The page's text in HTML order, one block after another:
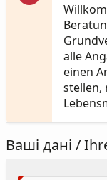
alle
einen
stellen,
Ваші дані /